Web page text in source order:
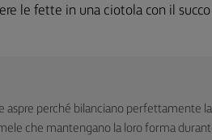
le fette in una ciotola con il
aspre perché bilanciano perfettamente la
che mantengano la loro forma